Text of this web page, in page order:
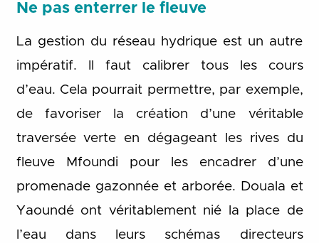
Ne pas enterrer le fleuve
La gestion du réseau hydrique est un autre
impératif. Il faut calibrer tous les cours
d’eau. Cela pourrait permettre, par exemple,
de favoriser la création d’une véritable
traversée verte en dégageant les rives du
fleuve Mfoundi pour les encadrer d’une
promenade gazonnée et arborée. Douala et
Yaoundé ont véritablement nié la place de
l’eau dans leurs schémas directeurs